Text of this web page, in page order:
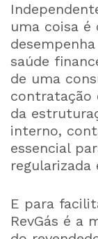
uma coisa
saúde
de uma
contratação
da
interno,
essencial
E para
RevGás é a